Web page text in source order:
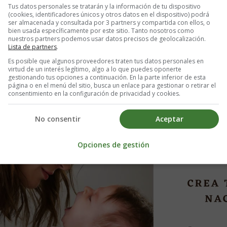
vera durante el embarazo?
siempre que quieras. Comparte tu lista con
Tus datos personales se tratarán y la información de tu dispositivo
(cookies, identificadores únicos y otros datos en el dispositivo) podrá
ser almacenada y consultada por 3 partners y compartida con ellos, o
bien usada específicamente por este sitio. Tanto nosotros como
nuestros partners podemos usar datos precisos de geolocalización.
Lista de partners.
Es posible que algunos proveedores traten tus datos personales en
virtud de un interés legítimo, algo a lo que puedes oponerte
gestionando tus opciones a continuación. En la parte inferior de esta
página o en el menú del sitio, busca un enlace para gestionar o retirar el
consentimiento en la configuración de privacidad y cookies.
Aceptar
No consentir
Opciones de gestión